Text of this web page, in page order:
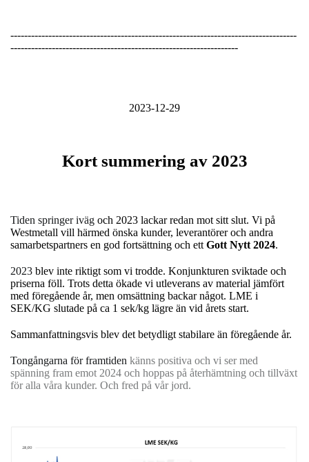
-----------------------------------------------------------------------------------
------------------------------------------------------------------
2023-12-29
Kort summering av 2023
Tiden springer iväg och 2023 lackar redan mot sitt slut. Vi på
Westmetall vill härmed önska kunder, leverantörer och andra
samarbetspartners en god fortsättning och ettGott Nytt 2024.
2023 blev inte riktigt som vi trodde. Konjunkturen sviktade och
priserna föll. Trots detta ökade vi utleverans av material jämfört
med föregående år, men omsättning backar något. LME i
SEK/KG slutade på ca 1 sek/kg lägre än vid årets start.
Sammanfattningsvis blev det betydligt stabilare än föregående år.
Tongångarna för framtiden känns positiva och vi ser med
spänning fram emot 2024 och hoppas på återhämtning och tillväxt
för alla våra kunder. Och fred på vår jord.